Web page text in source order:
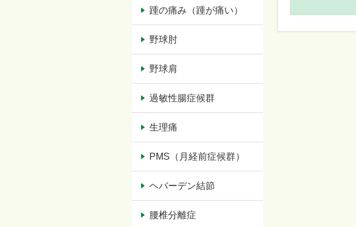
踵の痛み（踵が痛い）
野球肘
野球肩
過敏性腸症候群
生理痛
PMS（月経前症候群）
ヘバーデン結節
腰椎分離症